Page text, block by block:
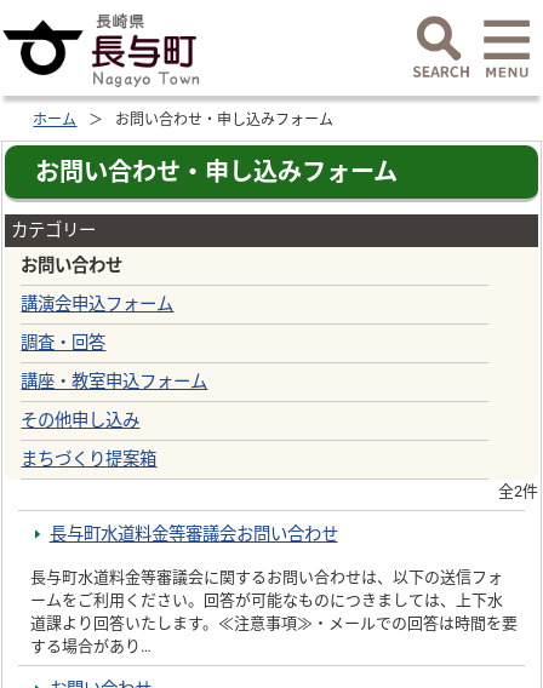
ホーム お問い合わせ・申し込みフォーム
お問い合わせ・申し込みフォーム
カテゴリー
お問い合わせ
講演会申込フォーム
調査・回答
講座・教室申込フォーム
その他申し込み
まちづくり提案箱
全2件
長与町水道料金等審議会お問い合わせ
長与町水道料金等審議会に関するお問い合わせは、以下の送信フォ
ームをご利用ください。回答が可能なものにつきましては、上下水
道課より回答いたします。≪注意事項≫・メールでの回答は時間を要
する場合があり…